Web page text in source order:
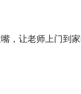
，让老师上门到家